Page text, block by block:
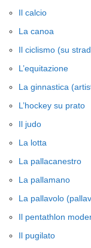
Il calcio
La canoa
Il ciclismo (su
L’equitazione
La ginnastica
L’hockey su prato
Il judo
La lotta
La pallacanestro
La pallamano
La pallavolo
Il pentathlon
Il pugilato